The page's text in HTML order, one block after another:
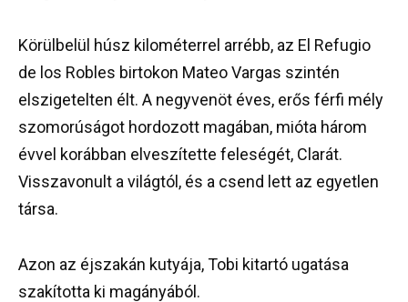
Körülbelül húsz kilométerrel arrébb, az El Refugio
de los Robles birtokon Mateo Vargas szintén
elszigetelten élt. A negyvenöt éves, erős férfi mély
szomorúságot hordozott magában, mióta három
évvel korábban elveszítette feleségét, Clarát.
Visszavonult a világtól, és a csend lett az egyetlen
társa.
Azon az éjszakán kutyája, Tobi kitartó ugatása
szakította ki magányából.